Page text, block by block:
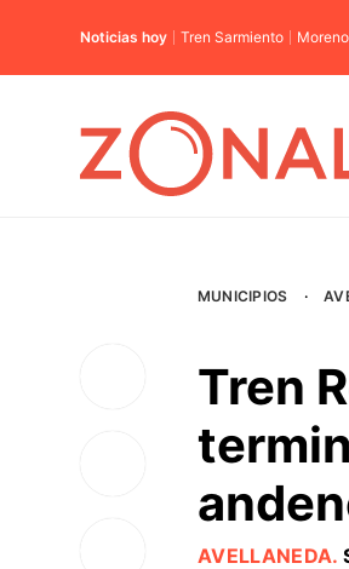
Noticias hoy Tren Sarmiento Moreno
MUNICIPIOS ·
Tren
AVELLANEDA.